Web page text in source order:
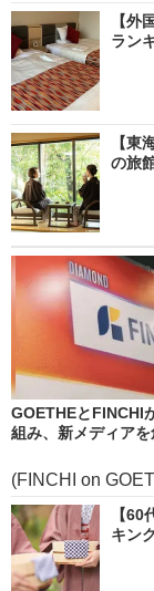
【外
ラン
【東
の旅
GOETHEとFINCHI
組み、新メディアを
(FINCHI on
【
キン